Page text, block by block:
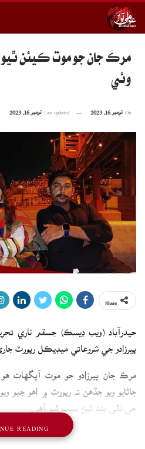
مرڪ جان جو موت ڪيئن
وئي
حيدرآباد (ويب ڊيسڪ) جسقم ناري
پيرزادو جي شروعاتي ميڊيڪل رپورٽ
مرڪ جان پيرزادو جو موت آپگهات
ڄاڻايو ويو جڏهن ته رپورٽ ۾ اهو چيو
جي نالي بند ٿيڻ سبب ٿيو آهي.
ياد رهي ته نسيم شاپنگ سينٽر جي